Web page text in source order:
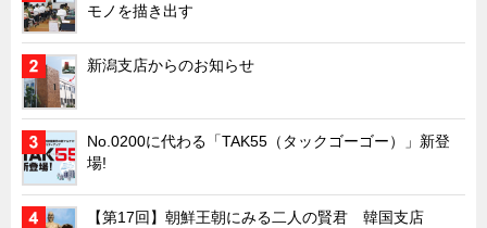
支店所在地（歴史探訪）
ニッポン再発見
あれこれWATCH
こんなとき、どう言うの?
４コマ漫画 のんきなのんちゃん
CATEGORY
モノを描き出す
新潟支店からのお知らせ
No.0200に代わる「TAK55（タックゴーゴー）」新登
場!
【第17回】朝鮮王朝にみる二人の賢君 韓国支店